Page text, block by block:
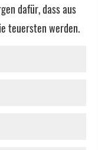
dafür, dass aus
teuersten werden.